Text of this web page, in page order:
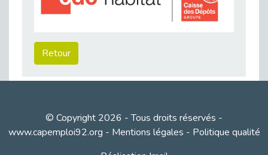
Emploi et Handicap : Une alliance de style entre Cap Emploi 92 et La Cravate Solidaire
Recrutement et Handicap : Et si vous testiez avant de vous engager ?
Publié le 11/04/2026
Retour
© Copyright 2026 - Tous droits réservés -
www.capemploi92.org - Mentions légales - Politique qualité